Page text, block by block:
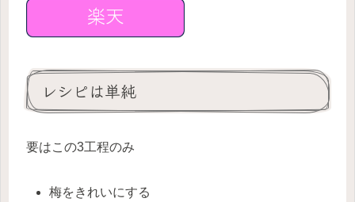
レシピは単純
要はこの3工程のみ
梅をきれいにする